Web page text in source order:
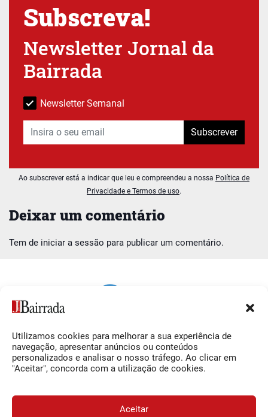
Utilizamos cookies para melhorar a sua experiência de
navegação, apresentar anúncios ou conteúdos
personalizados e analisar o nosso tráfego. Ao clicar em
"Aceitar", concorda com a utilização de cookies.
Aceitar
Deixar um comentário
Tem de iniciar a sessão para publicar um comentário.
Subscreva!
Newsletter Jornal da
Bairrada
Newsletter Semanal
Subscrever
Ao subscrever está a indicar que leu e compreendeu a nossa Política de
Privacidade e Termos de uso.
Siga-nos
Facebook
O Jornal da Bairrada
Contactos